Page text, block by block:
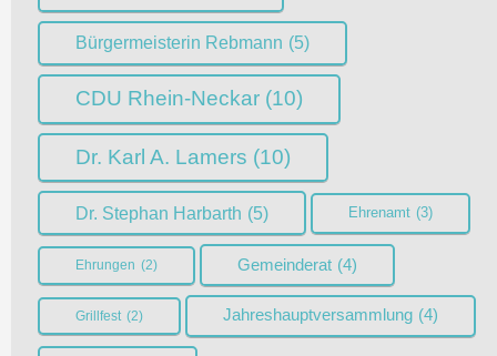
Bürgermeisterin Rebmann (5)
CDU Rhein-Neckar (10)
Dr. Karl A. Lamers (10)
Dr. Stephan Harbarth (5) Ehrenamt (3)
Ehrungen (2) Gemeinderat (4)
Grillfest (2) Jahreshauptversammlung (4)